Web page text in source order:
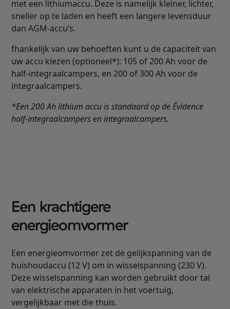
met een lithiumaccu. Deze is namelijk kleiner, lichter,
sneller op te laden en heeft een langere levensduur
dan AGM-accu’s.
fhankelijk van uw behoeften kunt u de capaciteit van
uw accu kiezen (optioneel*): 105 of 200 Ah voor de
half-integraalcampers, en 200 of 300 Ah voor de
integraalcampers.
*Een 200 Ah lithium accu is standaard op de Évidence
half-integraalcampers en integraalcampers.
Een krachtigere
energieomvormer
Een energieomvormer zet de gelijkspanning van de
huishoudaccu (12 V) om in wisselspanning (230 V).
Deze wisselspanning kan worden gebruikt door tal
van elektrische apparaten in het voertuig,
vergelijkbaar met die thuis.